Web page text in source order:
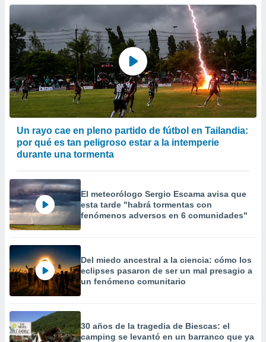
Un rayo cae en pleno partido de fútbol en Tailandia:
por qué es tan peligroso estar a la intemperie
durante una tormenta
El meteorólogo Sergio Escama avisa que
esta tarde "habrá tormentas con
fenómenos adversos en 6 comunidades"
Del miedo ancestral a la ciencia: cómo los
eclipses pasaron de ser un mal presagio a
un fenómeno comunitario
30 años de la tragedia de Biescas: el
camping se levantó en un barranco que ya